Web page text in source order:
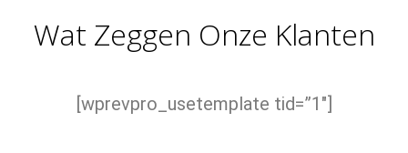
Wat Zeggen Onze Klanten
[wprevpro_usetemplate tid=”1″]